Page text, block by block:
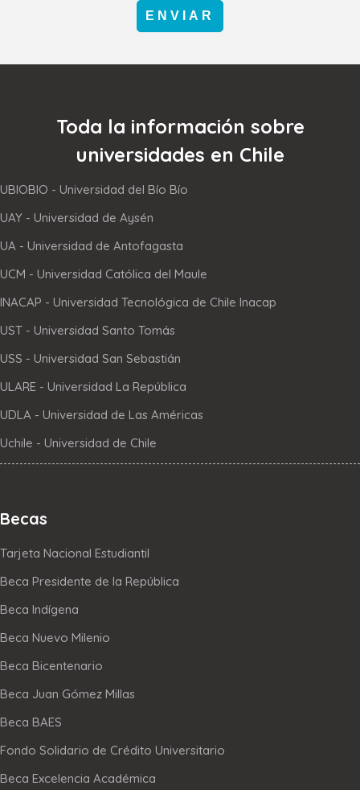
ENVIAR
Toda la información sobre
universidades en Chile
UBIOBIO - Universidad del Bío Bío
UAY - Universidad de Aysén
UA - Universidad de Antofagasta
UCM - Universidad Católica del Maule
INACAP - Universidad Tecnológica de Chile Inacap
UST - Universidad Santo Tomás
USS - Universidad San Sebastián
ULARE - Universidad La República
UDLA - Universidad de Las Américas
Uchile - Universidad de Chile
Becas
Tarjeta Nacional Estudiantil
Beca Presidente de la República
Beca Indígena
Beca Nuevo Milenio
Beca Bicentenario
Beca Juan Gómez Millas
Beca BAES
Fondo Solidario de Crédito Universitario
Beca Excelencia Académica